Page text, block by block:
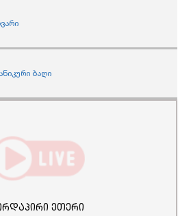
ბაღი
ეთერი